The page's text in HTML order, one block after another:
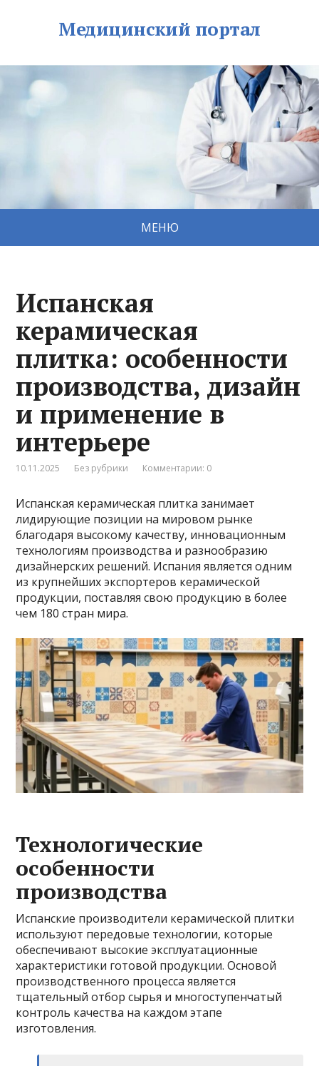
Медицинский портал
МЕНЮ
Испанская
керамическая
плитка: особенности
производства, дизайн
и применение в
интерьере
10.11.2025 Без рубрики Комментарии: 0
Испанская керамическая плитка занимает
лидирующие позиции на мировом рынке
благодаря высокому качеству, инновационным
технологиям производства и разнообразию
дизайнерских решений. Испания является одним
из крупнейших экспортеров керамической
продукции, поставляя свою продукцию в более
чем 180 стран мира.
Технологические
особенности
производства
Испанские производители керамической плитки
используют передовые технологии, которые
обеспечивают высокие эксплуатационные
характеристики готовой продукции. Основой
производственного процесса является
тщательный отбор сырья и многоступенчатый
контроль качества на каждом этапе
изготовления.